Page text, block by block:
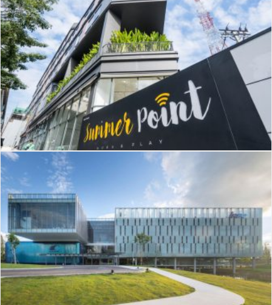
J-163
Summer Point
J-153
IRPC Innovation Center